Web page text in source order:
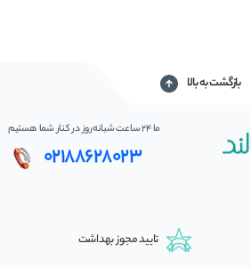
بازگشت به بالا
ما 24 ساعت شبانه‌روز در کنار شما هستیم
02188628023
تایید مجوز بهداشت